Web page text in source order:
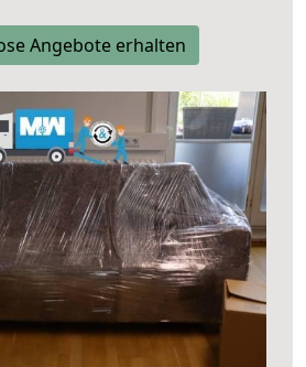
Angebote erhalten